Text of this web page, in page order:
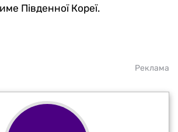
Південної Кореї.
Реклама